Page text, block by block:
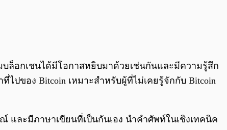
ล็อกเชนได้มีโอกาสหยิบมาด้วยเช่นกันและมีความรู้สึก
ปของ Bitcoin เหมาะสำหรับผู้ที่ไม่เคยรู้จักกับ Bitcoin
และมีภาษาเขียนที่เป็นกันเอง นำคำศัพท์ในเชิงเทคนิค